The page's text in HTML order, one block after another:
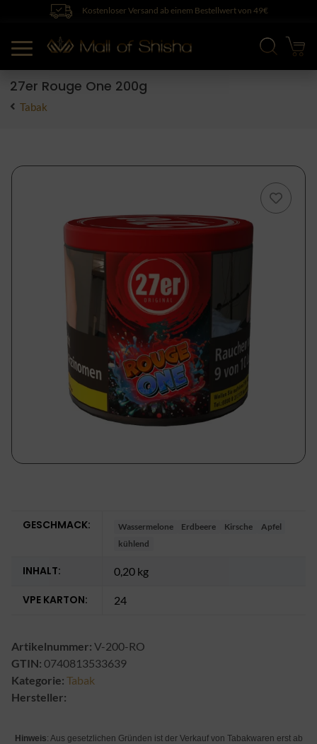
Kostenloser Versand ab einem Bestellwert von 49€
27er Rouge One 200g
Tabak
GESCHMACK: Wassermelone Erdbeere Kirsche
Apfel
kühlend
INHALT: 0,20 kg
VPE KARTON: 24
Artikelnummer: V-200-RO
GTIN: 0740813533639
Kategorie: Tabak
Hersteller:
Hinweis: Aus gesetzlichen Gründen ist der Verkauf von Tabakwaren erst ab